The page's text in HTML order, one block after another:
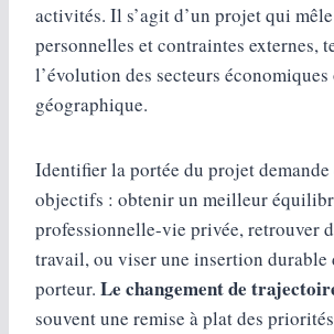
activités. Il s’agit d’un projet qui
personnelles et contraintes externes,
l’évolution des secteurs
géographique.
Identifier la portée du projet demande
objectifs : obtenir un meilleur
professionnelle-vie privée, retrouver
travail, ou viser une insertion durable
porteur. Le changement de
souvent une remise à plat des